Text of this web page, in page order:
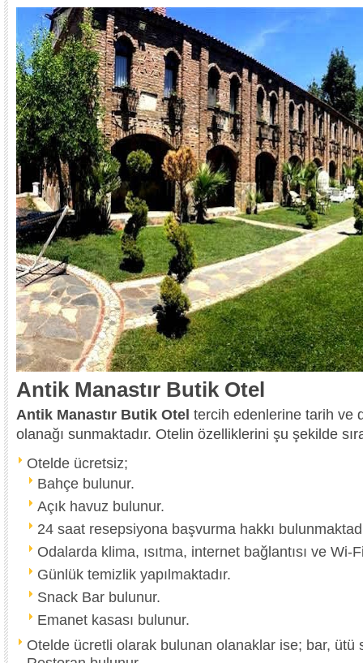
Antik Manastır Butik Otel
Antik Manastır Butik Otel tercih edenlerine tarih ve
olanağı sunmaktadır. Otelin özelliklerini şu şekilde
Otelde ücretsiz;
Bahçe bulunur.
Açık havuz bulunur.
24 saat resepsiyona başvurma hakkı
Odalarda klima, ısıtma, internet bağlantısı ve Wi-
Günlük temizlik yapılmaktadır.
Snack Bar bulunur.
Emanet kasası bulunur.
Otelde ücretli olarak bulunan olanaklar ise; bar, ütü